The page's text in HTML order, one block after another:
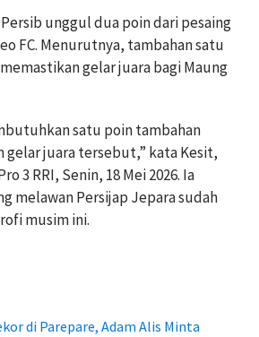
unggul dua poin dari pesaing
FC. Menurutnya, tambahan satu
gelar juara bagi Maung
satu poin tambahan
juara tersebut,” kata Kesit,
3 RRI, Senin, 18 Mei 2026. Ia
melawan Persijap Jepara sudah
musim ini.
di Parepare, Adam Alis Minta